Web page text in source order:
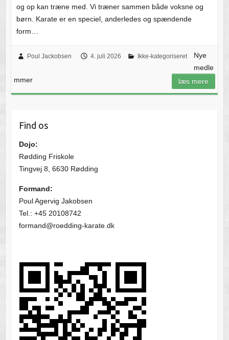
og op kan træne med. Vi træner sammen både voksne og
børn. Karate er en speciel, anderledes og spændende
form…
Poul Jackobsen 4. juli 2026 Ikke-kategoriseret
Nye
medle
mmer
læs mere
Find os
Dojo:
Rødding Friskole
Tingvej 8, 6630 Rødding
Formand:
Poul Agervig Jakobsen
Tel.: +45 20108742
formand@roedding-karate.dk